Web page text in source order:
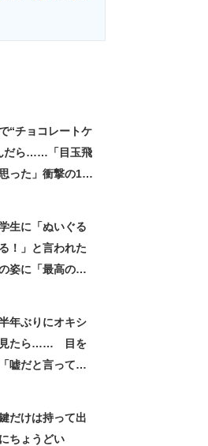
“チョコレートケ
だら……「目玉飛
った」衝撃の1皿
生に「ぬいぐる
！」と言われた
姿に「最高の褒
年ぶりにオキシ
たら…… 目を
嘘だと言ってく
だけは持って出
ちょうどい